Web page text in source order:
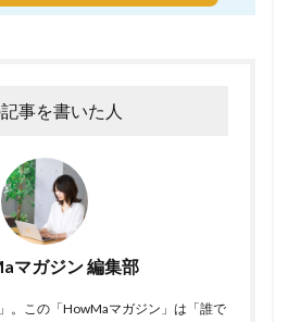
事を書いた人
マガジン 編集部
。この「HowMaマガジン」は「誰で